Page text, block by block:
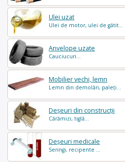
Ulei uzat
Ulei de motor, ulei de gătit...
Anvelope uzate
Cauciucuri...
Mobilier vechi, lemn
Lemn din demolări, paleți...
Deșeuri din construcții
Cărămizi, tiglă...
Deșeuri medicale
Seringi, recipente ...